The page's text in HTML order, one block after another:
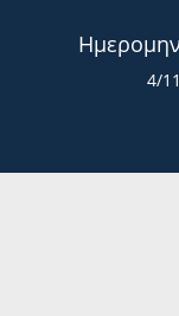
4/